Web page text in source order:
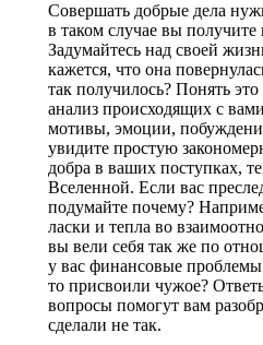
Совершать добрые дела
в таком случае вы
Задумайтесь над своей
кажется, что она
так получилось? Понять
анализ происходящих с
мотивы, эмоции,
увидите простую
добра в ваших поступках,
Вселенной. Если вас
подумайте почему?
ласки и тепла во
вы вели себя так же по
у вас финансовые
то присвоили чужое?
вопросы помогут вам
сделали не так.